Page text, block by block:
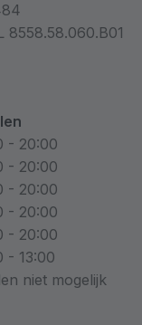
8558.58.060.B01
- 20:00
- 20:00
- 20:00
- 20:00
- 20:00
- 13:00
niet mogelijk